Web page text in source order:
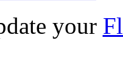
your